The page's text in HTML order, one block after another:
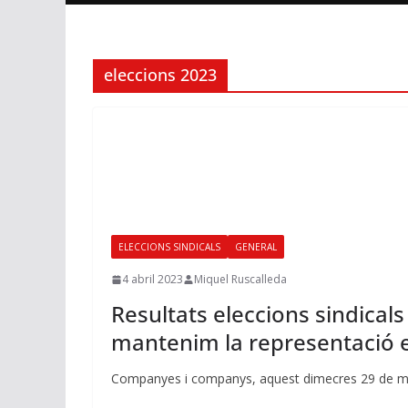
eleccions 2023
ELECCIONS SINDICALS GENERAL
4 abril 2023 Miquel Ruscalleda
Resultats eleccions
mantenim la representació
Companyes i companys, aquest dimecres 29 de